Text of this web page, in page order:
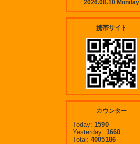
2026.08.10 Monday
携帯サイト
カウンター
Today: 1590
Yesterday: 1660
Total: 4005186